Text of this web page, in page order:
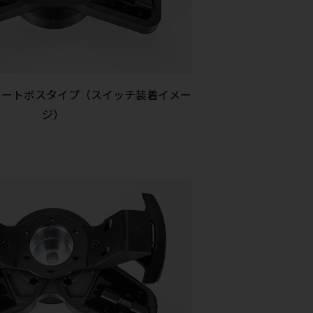
トボスタイプ（スイッチ装着イメー
ジ）